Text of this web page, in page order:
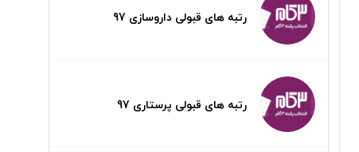
رتبه های قبولی داروسازی 97
رتبه های قبولی پرستاری 97